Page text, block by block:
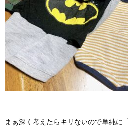
まぁ深く考えたらキリないので単純に